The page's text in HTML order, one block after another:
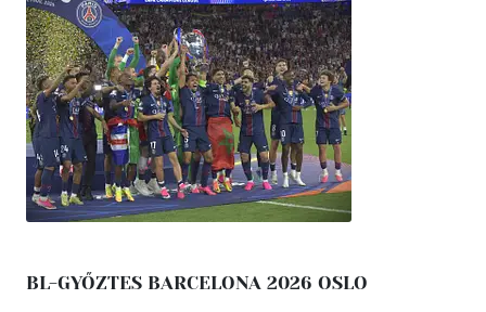
BL-GYŐZTES BARCELONA 2026 OSLO